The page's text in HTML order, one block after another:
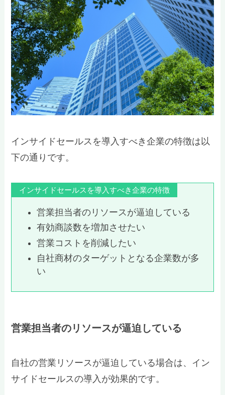
インサイドセールスを導入すべき企業の特徴は以
下の通りです。
インサイドセールスを導入すべき企業の特徴
営業担当者のリソースが逼迫している
有効商談数を増加させたい
営業コストを削減したい
自社商材のターゲットとなる企業数が多
い
営業担当者のリソースが逼迫している
自社の営業リソースが逼迫している場合は、イン
サイドセールスの導入が効果的です。